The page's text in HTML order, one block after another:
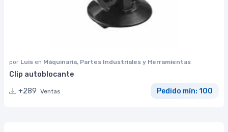
por Luis en Máquinaria, Partes Industriales y Herramientas
Clip autoblocante
+289 Ventas Pedido mín: 100